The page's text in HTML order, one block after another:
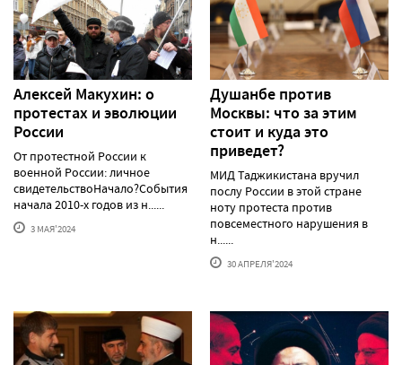
Алексей Макуxин: о
протестаx и эволюции
России
От протестной России к
военной России: личное
свидетельствоНачало?События
начала 2010-х годов из н......
3 МАЯ'2024
Душанбе против
Москвы: что за этим
стоит и куда это
приведет?
МИД Таджикистана вручил
послу России в этой стране
ноту протеста против
повсеместного нарушения в
н......
30 АПРЕЛЯ'2024